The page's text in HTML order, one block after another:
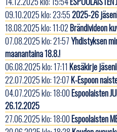
09.10.2025 klo: 23:552025-26
18.08.2025 klo: 11:02Brändivideon
07.08.2025 klo: 21:57Yhdistyksen
maanantaina 18.8.!
06.08.2025 klo: 17:11 Kesäkirje
22.07.2025 klo: 12:07K-Espoon
04.07.2025 klo: 18:00Espoolaisten
26.12.2025
27.06.2025 klo: 18:00Espoolaisten